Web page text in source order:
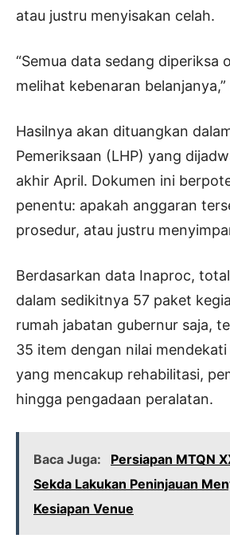
atau justru menyisakan celah.
“Semua data sedang diperiksa
melihat kebenaran
Hasilnya akan dituangkan
Pemeriksaan (LHP) yang
akhir April. Dokumen ini
penentu: apakah anggaran
prosedur, atau justru
Berdasarkan data Inaproc,
dalam sedikitnya 57 paket
rumah jabatan gubernur saja,
35 item dengan nilai mendekati
yang mencakup rehabilitasi,
hingga pengadaan peralatan.
Baca Juga:
Persiapan MTQN
Sekda Lakukan Peninjauan
Kesiapan Venue